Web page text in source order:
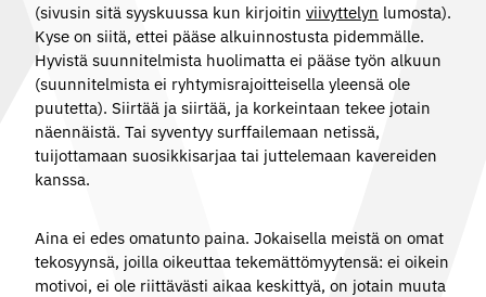
(sivusin sitä syyskuussa kun kirjoitin viivyttelyn lumosta).
Kyse on siitä, ettei pääse alkuinnostusta pidemmälle.
Hyvistä suunnitelmista huolimatta ei pääse työn alkuun
(suunnitelmista ei ryhtymisrajoitteisella yleensä ole
puutetta). Siirtää ja siirtää, ja korkeintaan tekee jotain
näennäistä. Tai syventyy surffailemaan netissä,
tuijottamaan suosikkisarjaa tai juttelemaan kavereiden
kanssa.
Aina ei edes omatunto paina. Jokaisella meistä on omat
tekosyynsä, joilla oikeuttaa tekemättömyytensä: ei oikein
motivoi, ei ole riittävästi aikaa keskittyä, on jotain muuta